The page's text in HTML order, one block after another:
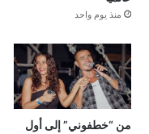
منذ يوم واحد
من “خطفوني” إلى أول